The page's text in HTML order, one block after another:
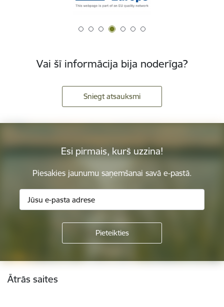
Vai šī informācija bija noderīga?
Sniegt atsauksmi
Esi pirmais, kurš uzzina!
Piesakies jaunumu saņemšanai savā e-pastā.
Kājene
Ātrās saites